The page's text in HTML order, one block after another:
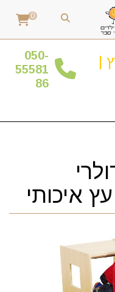
0
|
050-
55581
86
איכותי